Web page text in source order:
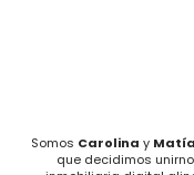
Somos Carolina y
que decidimos